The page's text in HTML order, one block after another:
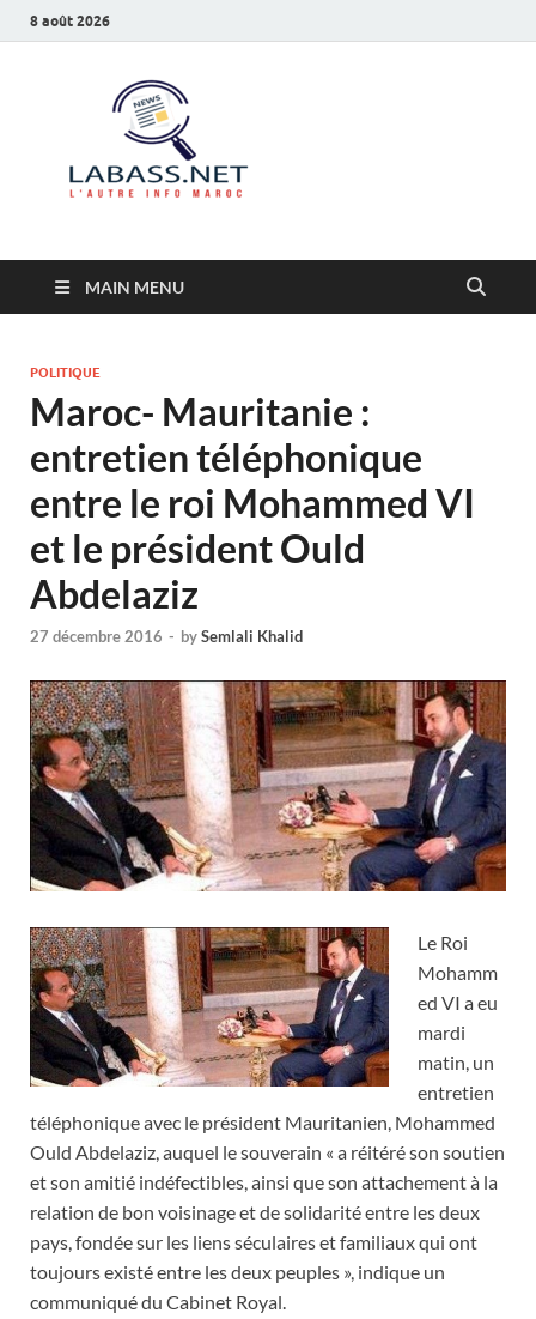
8 août 2026
MAIN MENU
POLITIQUE
Maroc- Mauritanie :
entretien téléphonique
entre le roi Mohammed VI
et le président Ould
Abdelaziz
27 décembre 2016 - bySemlali Khalid
Le Roi
Mohamm
ed VI a eu
mardi
matin, un
entretien
téléphonique avec le président Mauritanien, Mohammed
Ould Abdelaziz, auquel le souverain « a réitéré son soutien
et son amitié indéfectibles, ainsi que son attachement à la
relation de bon voisinage et de solidarité entre les deux
pays, fondée sur les liens séculaires et familiaux qui ont
toujours existé entre les deux peuples », indique un
communiqué du Cabinet Royal.